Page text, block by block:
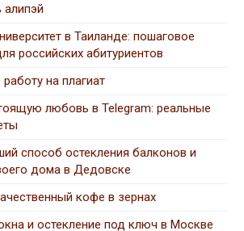
алипэй
в Таиланде: пошаговое
российских абитуриентов
на плагиат
любовь в Telegram: реальные
способ остекления балконов и
дома в Дедовске
кофе в зернах
и остекление под ключ в Москве